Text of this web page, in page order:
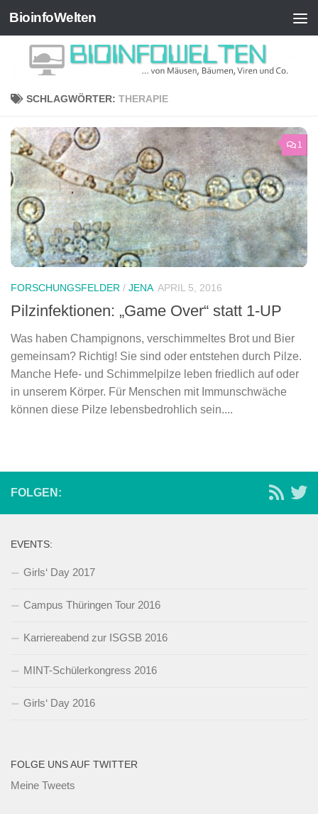
Zum Inhalt springen
BioinfoWelten
SCHLAGWÖRTER: THERAPIE
1
FORSCHUNGSFELDER / JENA APRIL 5, 2016
Pilzinfektionen: „Game Over“ statt 1-UP
Was haben Champignons, verschimmeltes Brot und Bier
gemeinsam? Richtig! Sie sind oder entstehen durch Pilze.
Manche Hefe- und Schimmelpilze leben friedlich auf oder
in unserem Körper. Für Menschen mit Immunschwäche
können diese Pilze lebensbedrohlich sein....
FOLGEN:
EVENTS:
Girls‘ Day 2017
Campus Thüringen Tour 2016
Karriereabend zur ISGSB 2016
MINT-Schülerkongress 2016
Girls‘ Day 2016
FOLGE UNS AUF TWITTER
Meine Tweets